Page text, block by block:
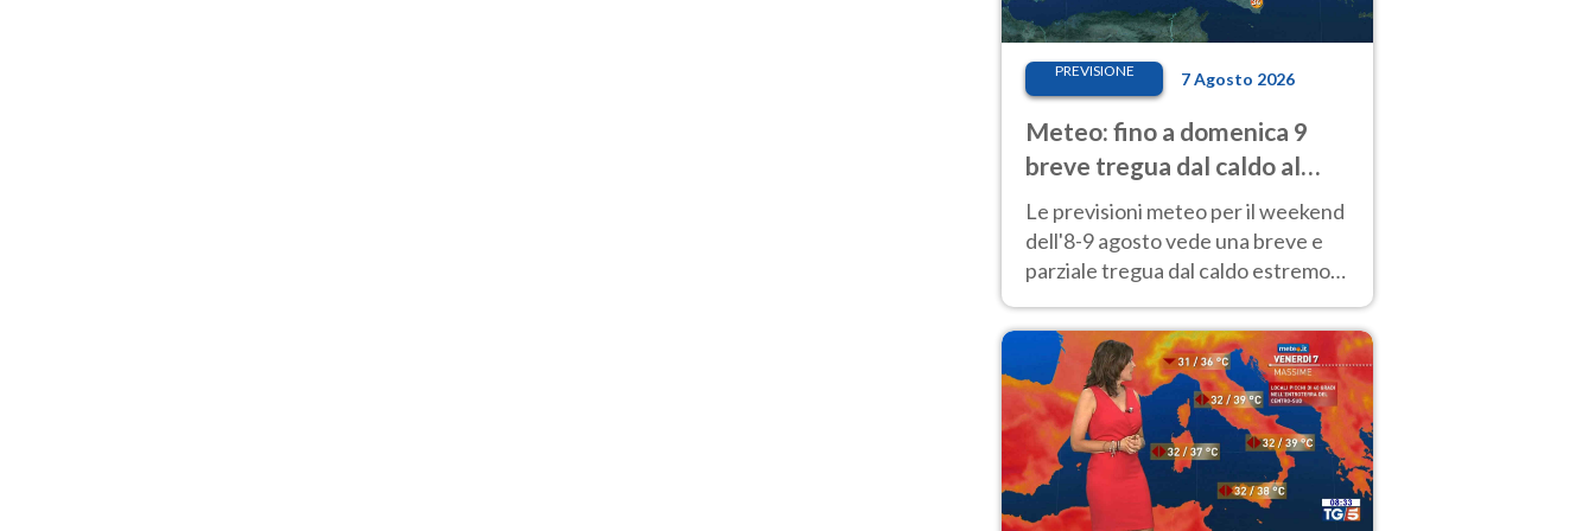
PREVISIONE 7 Agosto 2026
Meteo: fino a domenica 9
breve tregua dal caldo al
Nord! Altrove calura e afa
Le previsioni meteo per il weekend
dell'8-9 agosto vede una breve e
parziale tregua dal caldo estremo
40 gradi.